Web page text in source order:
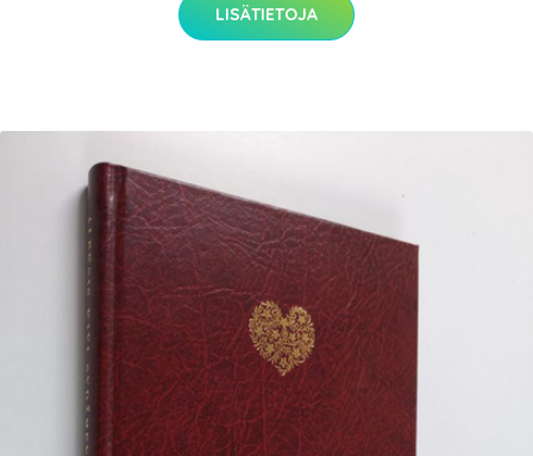
LISÄTIETOJA